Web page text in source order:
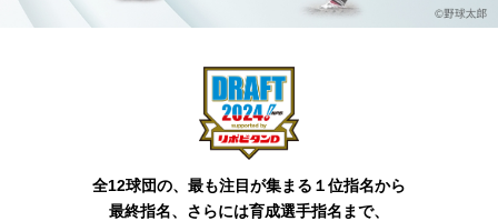
全12球団の、最も注目が集まる１位指名から
最終指名、さらには育成選手指名まで、